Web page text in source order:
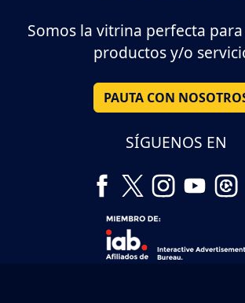
Somos la vitrina perfecta
productos y/o
PAUTA CON
SÍGUENOS EN